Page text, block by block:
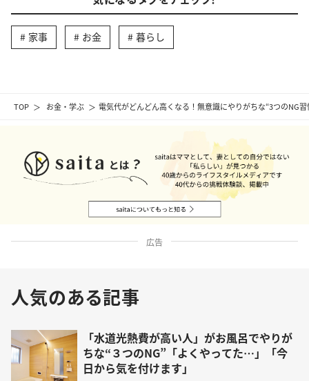
TOP お金・学ぶ 電気代がどんどん高くなる！無意識にやりがちな“3つのNG
家事 お金 暮らし
広告
人気のある記事
「水道光熱費が高い人」がお風呂でやりが
ちな“３つのNG”「よくやってた…」「今
日から気を付けます」